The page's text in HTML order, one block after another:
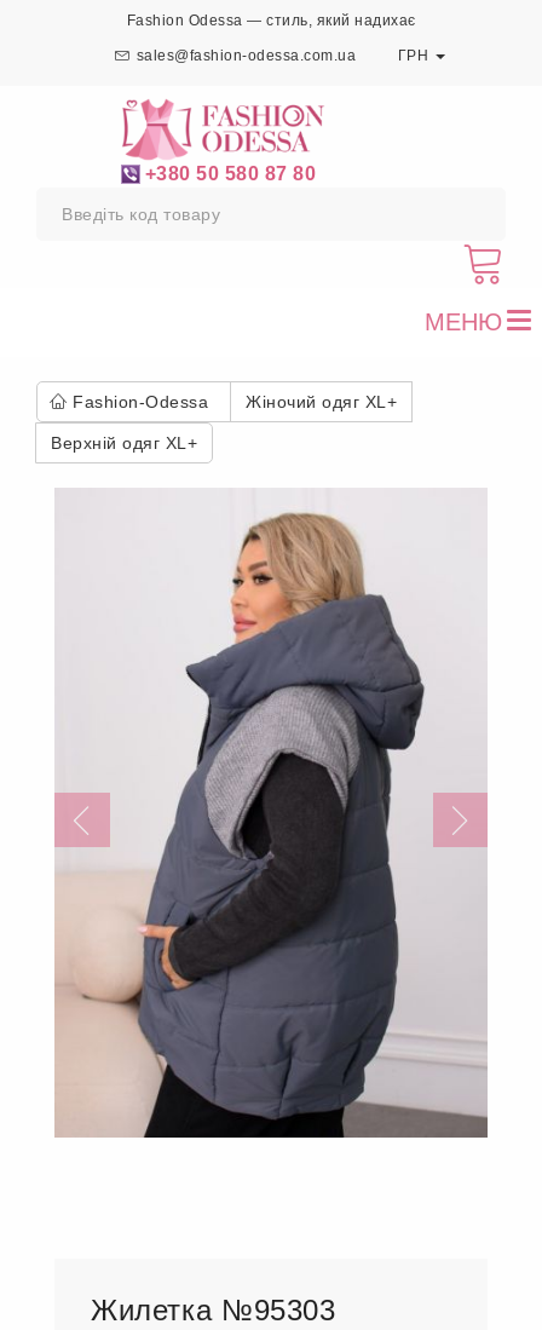
Fashion Odessa — стиль, який надихає
sales@fashion-odessa.com.ua ГРН
+380 50 580 87 80
МЕНЮ
Fashion-Odessa Жіночий одяг XL+
Верхній одяг XL+
Жилетка №95303